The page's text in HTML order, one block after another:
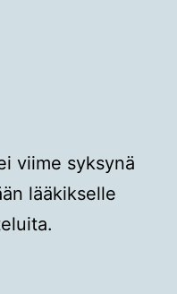
viime syksynä
lääkikselle